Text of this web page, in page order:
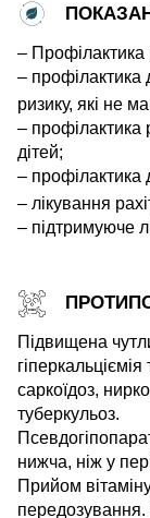
– Профілактика
– профілактика
ризику, які не
–
дітей;
– профілактика
– лікування
– підтримуюче
Підвищена
саркоїдоз,
туберкульоз.
нижча, ніж у
Прийом
передозування.